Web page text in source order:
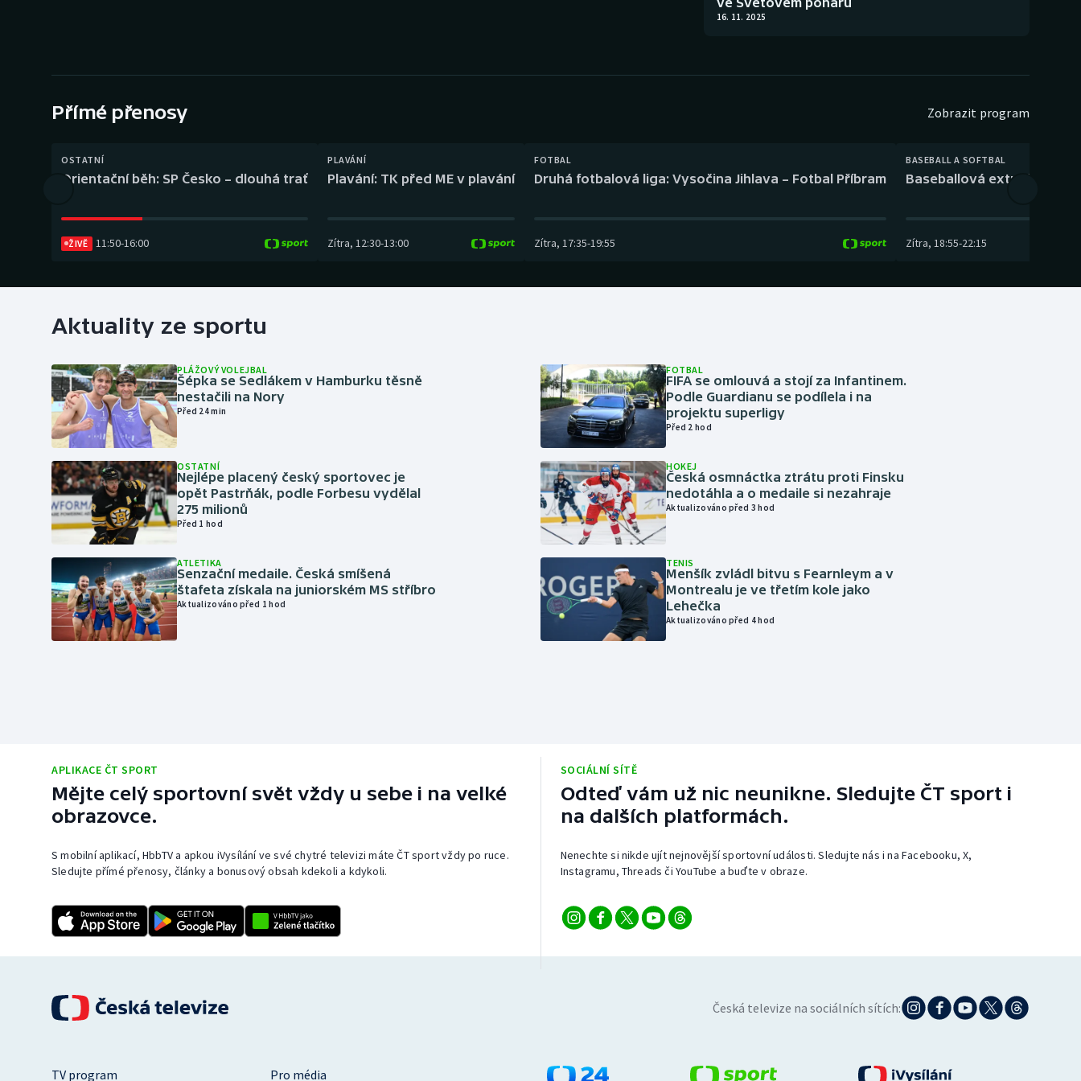
16. 11. 2025
Přímé přenosy Zobrazit program
OSTATNÍ
Orientační běh: SP Česko – dlouhá trať
ŽIVĚ 11:50-16:00
PLAVÁNÍ
Plavání: TK před ME v plavání
Zítra, 12:30-13:00
FOTBAL
Druhá fotbalová liga: Vysočina Jihlava – Fotbal Příbram
Zítra, 17:35-19:55
BASEBALL A SOFTBAL
Baseballová extraliga:
Zítra, 18:55-22:15
Aktuality ze sportu
PLÁŽOVÝ VOLEJBAL
Šépka se Sedlákem v Hamburku těsně
nestačili na Nory
Před 24 min
OSTATNÍ
Nejlépe placený český sportovec je
opět Pastrňák, podle Forbesu vydělal
275 milionů
Před 1 hod
ATLETIKA
Senzační medaile. Česká smíšená
štafeta získala na juniorském MS stříbro
Aktualizováno před 1 hod
FOTBAL
FIFA se omlouvá a stojí za Infantinem.
Podle Guardianu se podílela i na
projektu superligy
Před 2 hod
HOKEJ
Česká osmnáctka ztrátu proti Finsku
nedotáhla a o medaile si nezahraje
Aktualizováno před 3 hod
TENIS
Menšík zvládl bitvu s Fearnleym a v
Montrealu je ve třetím kole jako
Lehečka
Aktualizováno před 4 hod
APLIKACE ČT SPORT
Mějte celý sportovní svět vždy u sebe i na velké
obrazovce.
S mobilní aplikací, HbbTV a apkou iVysílání ve své chytré televizi máte ČT sport vždy po ruce.
Sledujte přímé přenosy, články a bonusový obsah kdekoli a kdykoli.
SOCIÁLNÍ SÍTĚ
Odteď vám už nic neunikne. Sledujte ČT sport i
na dalších platformách.
Nenechte si nikde ujít nejnovější sportovní události. Sledujte nás i na Facebooku, X,
Instagramu, Threads či YouTube a buďte v obraze.
Česká televize na sociálních sítích:
TV program Pro média